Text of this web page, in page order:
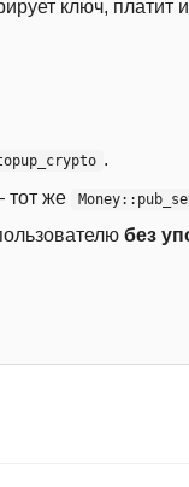
ключ, платит
.
же
без